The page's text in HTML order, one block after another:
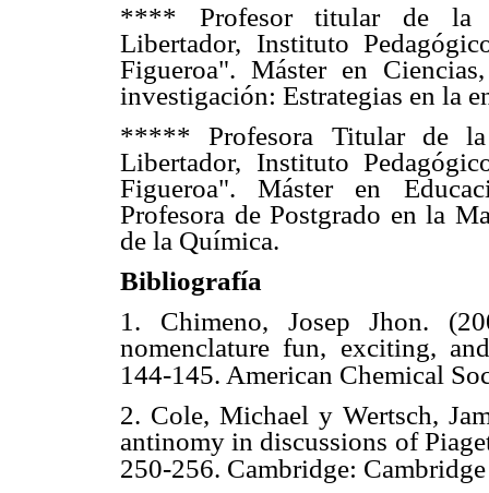
**** Profesor titular de la
Libertador, Instituto
Figueroa". Máster en
investigación: Estrategias en la
***** Profesora Titular de la
Libertador, Instituto
Figueroa". Máster en
Profesora de Postgrado en la
de la Química.
Bibliografía
1. Chimeno, Josep Jhon.
nomenclature fun, exciting,
144-145. American Chemical
2. Cole, Michael y Wertsch,
antinomy in discussions of
250-256. Cambridge: